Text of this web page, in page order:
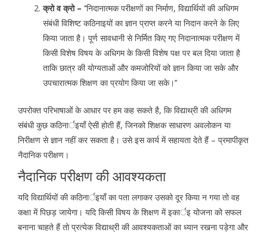
क्रो व क्रो – ‘‘निदानात्मक परीक्षणों का निर्माण, विद्यार्थियों की अधिगम
संबंधी विशिष्ट कठिनाइयों का ज्ञान प्राप्त करने या निदान करने के लिए
किया जाता है। पूर्ण सावधानी से निर्मित किए गए निदानात्मक परीक्षण में
किसी विशेष विषय के अधिगम के किसी विशेष पक्ष पर बल दिया जाता है
ताकि छात्र की योग्यताओं और कमजोरियों को ज्ञान किया जा सके और
उपचारात्मक शिक्षण का प्रयोग किया जा सके।’’
उपरोक्त परिभाषाओं के आधार पर हम कह सकते है, कि विद्याथ्री की अधिगम
संबंधी कुछ कठिनार्इयाँ ऐसी होती हैं, जिनको शिक्षक साधारण अवलोकन या
निरीक्षण से ज्ञान नहीं कर सकता है। उसे इस कार्य में सहायता देते हैं – प्रमापीकृत
नैदानिक परीक्षण।
नैदानिक परीक्षण की आवश्यकता
यदि विद्यार्थियों की कठिनार्इयाँ का पता लगाकर उसको दूर किया न गया तो वह
कक्षा में पिछड़ जायेगा। यदि किसी विषय के शिक्षण में इकार्इ योजना को सफल
बनाना चाहते हैं तो प्रत्येक विद्याथ्री की आवश्यकताओं का ध्यान रखना पड़ेगा और